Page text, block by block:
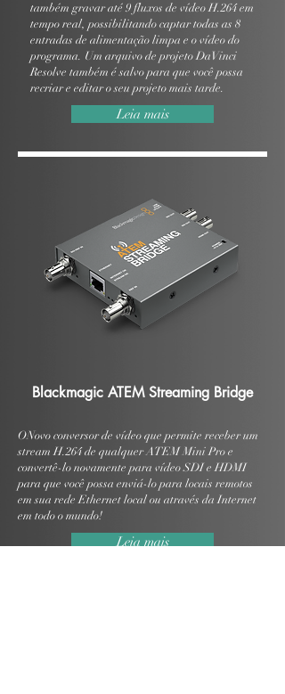
também gravar até 9 fluxos de vídeo H.264 em
tempo real, possibilitando captar todas as 8
entradas de alimentação limpa e o vídeo do
programa. Um arquivo de projeto DaVinci
Resolve também é salvo para que você possa
recriar e editar o seu projeto mais tarde.
Leia mais
Blackmagic ATEM Streaming Bridge
ONovo conversor de vídeo que permite receber um
stream H.264 de qualquer ATEM Mini Pro e
convertê-lo novamente para vídeo SDI e HDMI
para que você possa enviá-lo para locais remotos
em sua rede Ethernet local ou através da Internet
em todo o mundo!
Leia mais